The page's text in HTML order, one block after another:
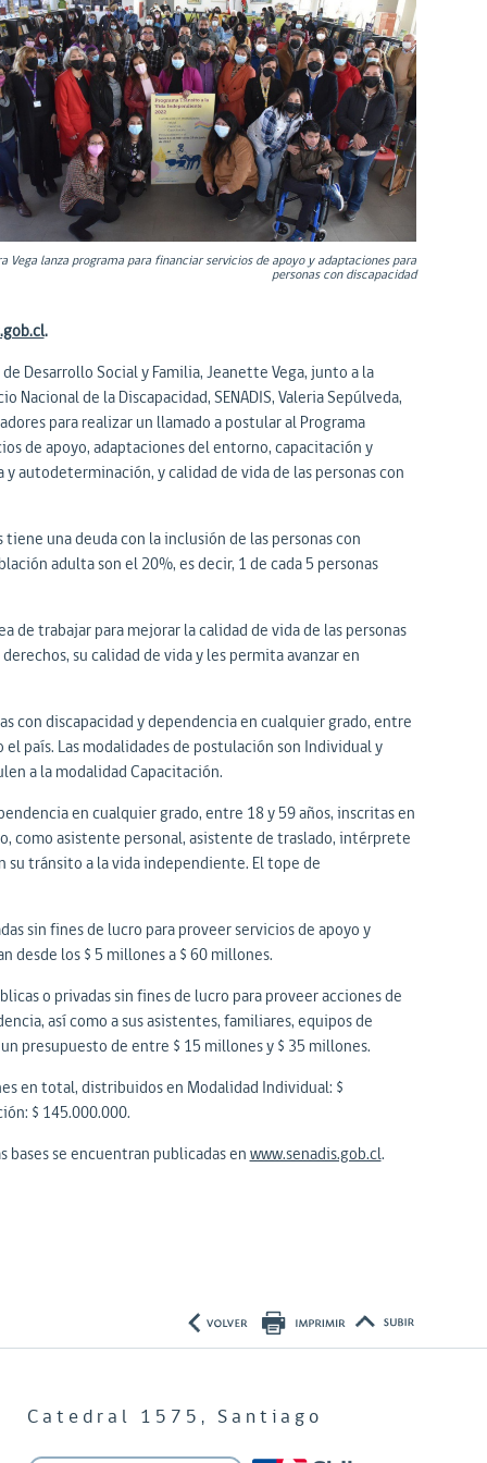
Vega lanza programa para financiar servicios de apoyo y adaptaciones para
personas con discapacidad
.
Desarrollo Social y Familia, Jeanette Vega, junto a la
de la Discapacidad, SENADIS, Valeria Sepúlveda,
para realizar un llamado a postular al Programa
de apoyo, adaptaciones del entorno, capacitación y
autodeterminación, y calidad de vida de las personas con
una deuda con la inclusión de las personas con
adulta son el 20%, es decir, 1 de cada 5 personas
de trabajar para mejorar la calidad de vida de las personas
su calidad de vida y les permita avanzar en
con discapacidad y dependencia en cualquier grado, entre
país. Las modalidades de postulación son Individual y
a la modalidad Capacitación.
en cualquier grado, entre 18 y 59 años, inscritas en
como asistente personal, asistente de traslado, intérprete
su tránsito a la vida independiente. El tope de
sin fines de lucro para proveer servicios de apoyo y
desde los $ 5 millones a $ 60 millones.
o privadas sin fines de lucro para proveer acciones de
así como a sus asistentes, familiares, equipos de
presupuesto de entre $ 15 millones y $ 35 millones.
en total, distribuidos en Modalidad Individual: $
$ 145.000.000.
bases se encuentran publicadas enwww.senadis.gob.cl.
Catedral 1575, Santiago